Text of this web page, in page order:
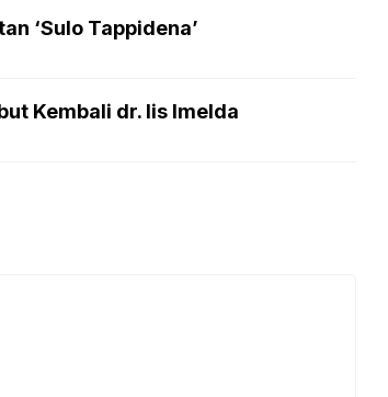
‘Sulo Tappidena’
Kembali dr. Iis Imelda